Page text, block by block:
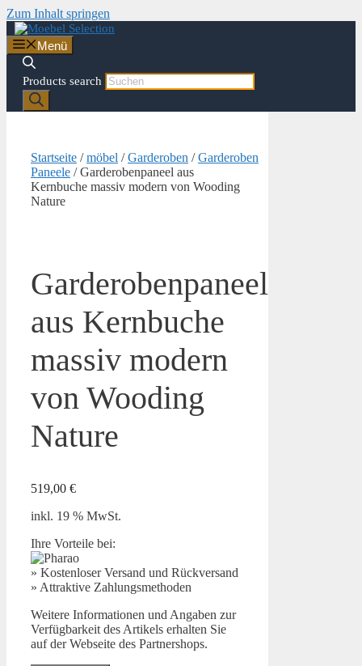
Zum Inhalt springen
Menü
Products search
Startseite /möbel /Garderoben /Garderoben
Paneele / Garderobenpaneel aus
Kernbuche massiv modern von Wooding
Nature
Garderobenpaneel
aus Kernbuche
massiv modern
von Wooding
Nature
519,00 €
inkl. 19 % MwSt.
Ihre Vorteile bei:
» Kostenloser Versand und Rückversand
» Attraktive Zahlungsmethoden
Weitere Informationen und Angaben zur
Verfügbarkeit des Artikels erhalten Sie
auf der Webseite des Partnershops.